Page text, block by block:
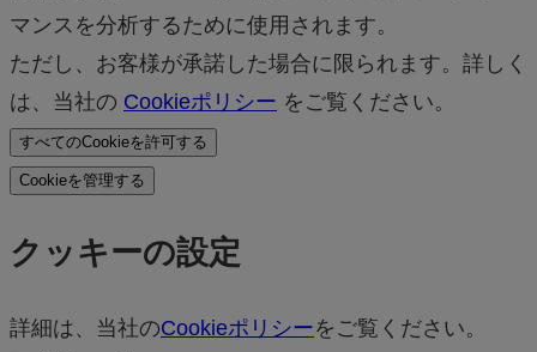
マンスを分析するために使用されます。
ただし、お客様が承諾した場合に限られます。詳しく
は、当社の Cookieポリシー をご覧ください。
すべてのCookieを許可する
Cookieを管理する
クッキーの設定
詳細は、当社のCookieポリシーをご覧ください。